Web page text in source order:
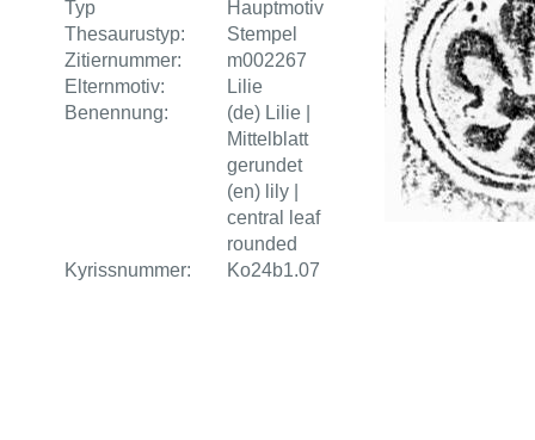
Typ
Hauptmotiv
Thesaurustyp:
Stempel
Zitiernummer:
m002267
Elternmotiv:
Lilie
Benennung:
(de) Lilie |
Mittelblatt
gerundet
(en) lily |
central leaf
rounded
Kyrissnummer:
Ko24b1.07